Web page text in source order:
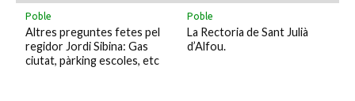
Poble
Altres preguntes fetes pel
regidor Jordi Sibina: Gas
ciutat, pàrking escoles, etc
Poble
La Rectoria de Sant Julià
d’Alfou.